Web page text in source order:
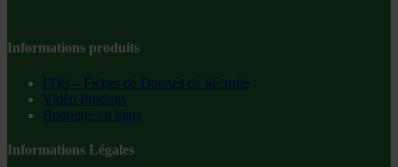
Informations produits
FDS – Fiches de Donnés de Sécurité
Vidéo Produits
Boutique en ligne
Informations Légales